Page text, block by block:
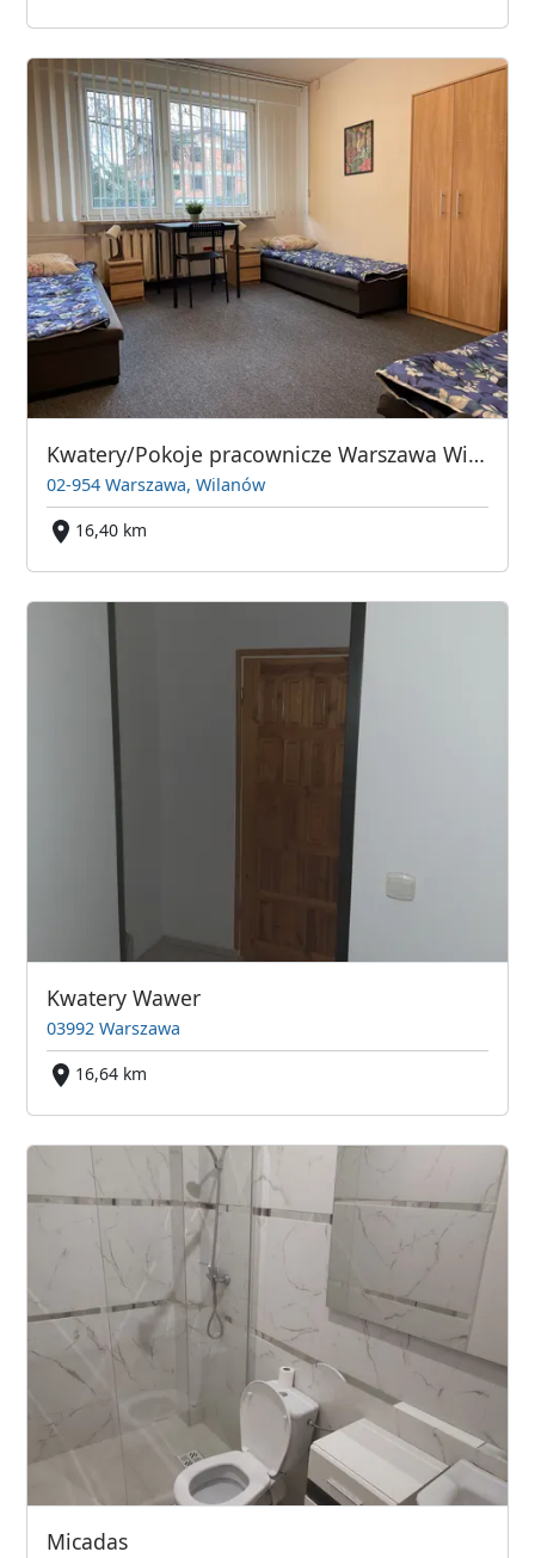
Kwatery/Pokoje pracownicze Warszawa Wilanów/Sadyba/Siekierki
02-954 Warszawa, Wilanów
16,40 km
Kwatery Wawer
03992 Warszawa
16,64 km
Micadas